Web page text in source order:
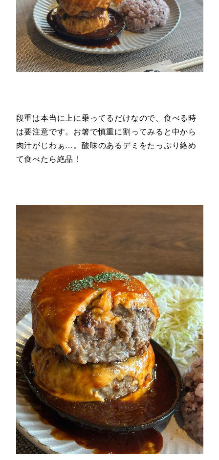
段重は本当に上に乗ってるだけなので、食べる時
は要注意です。お箸で慎重に割ってみると中から
肉汁がじわぁ…。酸味のあるデミをたっぷり絡め
て食べたら絶品！